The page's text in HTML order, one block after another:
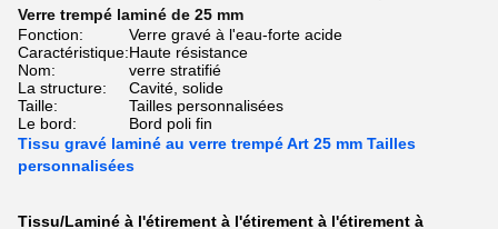
Verre trempé laminé de 25 mm
Fonction:
Verre gravé à l'eau-forte acide
Caractéristique:Haute résistance
Nom:
verre stratifié
La structure:
Cavité, solide
Taille:
Tailles personnalisées
Le bord:
Bord poli fin
Tissu gravé laminé au verre trempé Art 25 mm Tailles
personnalisées
Tissu/Laminé à l'étirement à l'étirement à l'étirement à